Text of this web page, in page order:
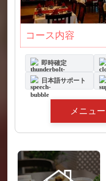
コース内容
即時確定
日本語サポート
メニュ